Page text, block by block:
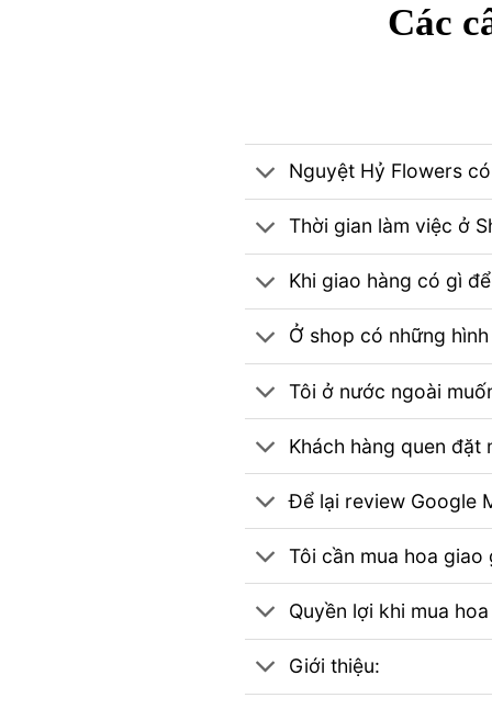
Các
Nguyệt Hỷ Flowers
Thời gian làm việc ở
Khi giao hàng có gì
Ở shop có những
Tôi ở nước ngoài
Khách hàng quen đặt
Để lại review Google
Tôi cần mua hoa giao
Quyền lợi khi mua
Giới thiệu: